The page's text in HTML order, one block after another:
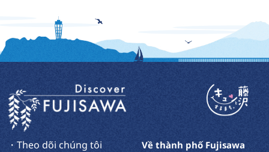
Về thành phố Fujisawa
・Theo dõi chúng tôi